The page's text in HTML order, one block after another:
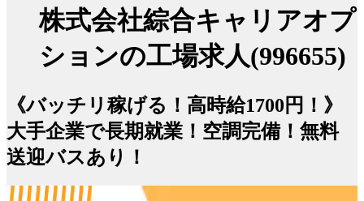
株式会社綜合キャリアオプ
ションの工場求人(996655)
《バッチリ稼げる！高時給1700円！》
大手企業で長期就業！空調完備！無料
送迎バスあり！